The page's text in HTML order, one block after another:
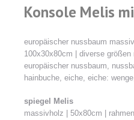
Konsole Melis
europäischer nussbaum
100x30x80cm | diverse
europäischer nussbaum,
hainbuche, eiche, eiche:
spiegel Melis
massivholz | 50x80cm |